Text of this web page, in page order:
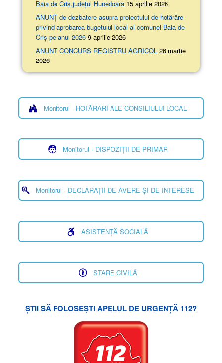
Baia de Criș,județul Hunedoara 15 aprilie 2026
ANUNȚ de dezbatere asupra proiectului de hotărâre
privind aprobarea bugetului local al comunei Baia de
Criș pe anul 2026 9 aprilie 2026
ANUNT CONCURS REGISTRU AGRICOL 26 martie
2026
Monitorul - HOTĂRÂRI ALE CONSILIULUI LOCAL
Monitorul - DISPOZIȚII DE PRIMAR
Monitorul - DECLARAȚII DE AVERE ȘI DE INTERESE
ASISTENȚĂ SOCIALĂ
STARE CIVILĂ
ȘTII SĂ FOLOSEȘTI APELUL DE URGENȚĂ 112?